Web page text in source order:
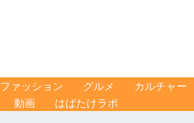
ファッション グルメ カルチャー
動画 はばたけラボ